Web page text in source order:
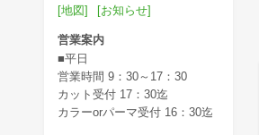
[地図]
[お知らせ]
営業案内
■平日
営業時間 9：30～17：30
カット受付 17：30迄
カラーorパーマ受付 16：30迄